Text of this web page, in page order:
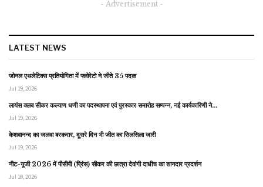
- Advertisement -
LATEST NEWS
जोनल एथलेटिक्स प्रतियोगिता में फ्लोरेटो ने जीते 35 पदक
Jul 19, 2026
लायंस क्लब सीकर कल्याण धणी का पदस्थापना एवं पुरस्कार समारोह सम्पन्न, नई कार्यकारिणी ने…
Jul 19, 2026
केशवानन्द का जलवा बरकरार, दूसरे दिन भी जीत का सिलसिला जारी
Jul 19, 2026
नीट-यूजी 2026 में पीसीपी (प्रिंस) सीकर की छात्रा देवांगी दाधीच का शानदार प्रदर्शन
Jul 18, 2026